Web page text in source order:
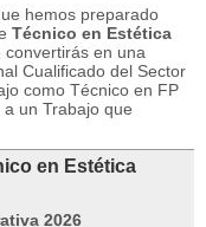
hemos preparado
Técnico en Estética
convertirás en una
Cualificado del Sector
como Técnico en FP
un Trabajo que
en Estética